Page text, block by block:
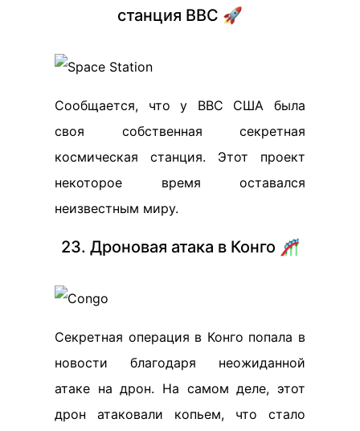
станция ВВС 🚀
Сообщается, что у ВВС США была
своя собственная секретная
космическая станция. Этот проект
некоторое время оставался
неизвестным миру.
23. Дроновая атака в Конго 🎢
Секретная операция в Конго попала в
новости благодаря неожиданной
атаке на дрон. На самом деле, этот
дрон атаковали копьем, что стало